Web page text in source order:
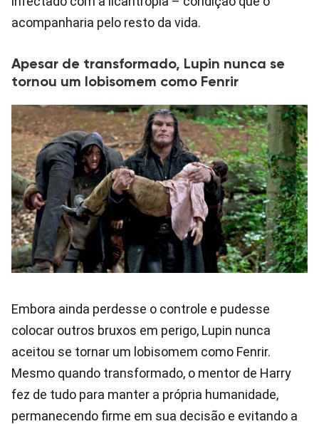
acompanharia pelo resto da vida.
Apesar de transformado, Lupin nunca se
tornou um lobisomem como Fenrir
Embora ainda perdesse o controle e pudesse
colocar outros bruxos em perigo, Lupin nunca
aceitou se tornar um lobisomem como Fenrir.
Mesmo quando transformado, o mentor de Harry
fez de tudo para manter a própria humanidade,
permanecendo firme em sua decisão e evitando a